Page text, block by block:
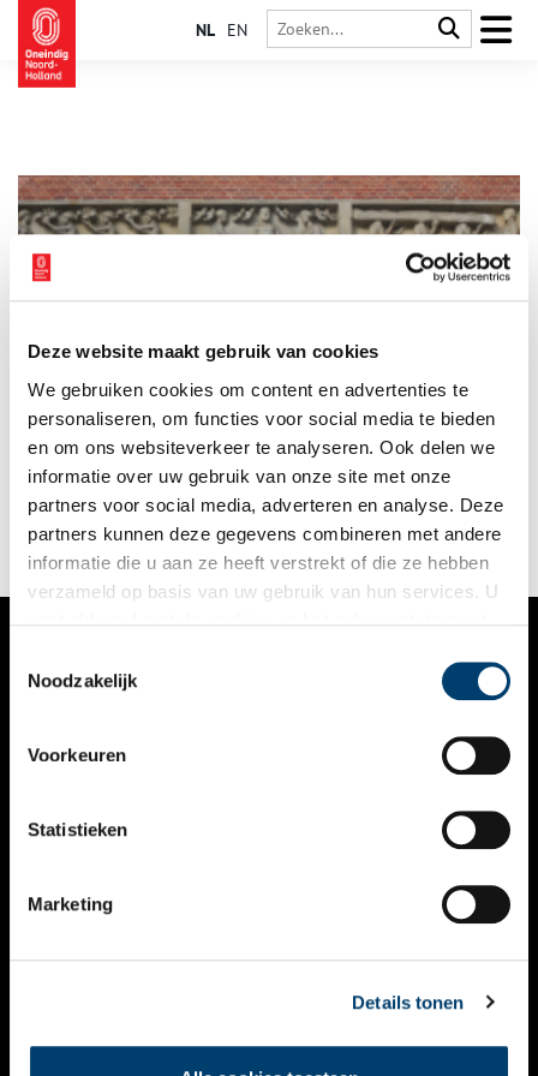
Deze website maakt gebruik van cookies
We gebruiken cookies om content en advertenties te
personaliseren, om functies voor social media te bieden
en om ons websiteverkeer te analyseren. Ook delen we
informatie over uw gebruik van onze site met onze
partners voor social media, adverteren en analyse. Deze
partners kunnen deze gegevens combineren met andere
informatie die u aan ze heeft verstrekt of die ze hebben
verzameld op basis van uw gebruik van hun services. U
Noodzakelijk
Voorkeuren
Statistieken
Marketing
Details tonen
NL EN
Nieuwe Beurs
Het Amsterdamse beursgebouw mag dan wel de naam van zijn
architect Berlage dragen, in werkelijkheid was het een
Gesamtkunstwerk: een creatie van verschillende moderne
kunstenaars. Albert Verwey was één van hen. Als vriend van
Berlage kreeg hij de taak om de wanden van de nieuwe beurs
op te luisteren met dichtregels over Amsterdam als
handelsstad. Dat deed Verwey, als overtuigd socialist, met de
nodige scherpe kanttekeningen.
VERHALEN
KALENDER
THEMA’S
VIDEO’S
CONTACT